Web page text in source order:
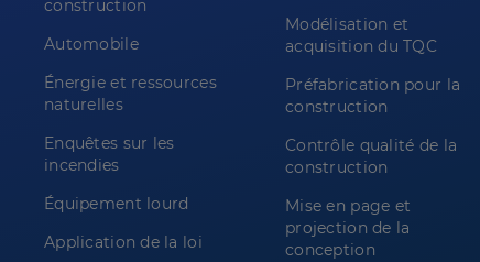
construction
Automobile
Énergie et ressources
naturelles
Enquêtes sur les
incendies
Équipement lourd
Application de la loi
Modélisation et
acquisition du TQC
Préfabrication pour la
construction
Contrôle qualité de la
construction
Mise en page et
projection de la
conception